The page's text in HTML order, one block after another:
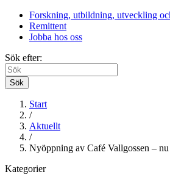
Forskning, utbildning, utveckling
Remittent
Jobba hos oss
Sök efter:
Sök
Start
/
Aktuellt
/
Nyöppning av Café Vallgossen –
Kategorier